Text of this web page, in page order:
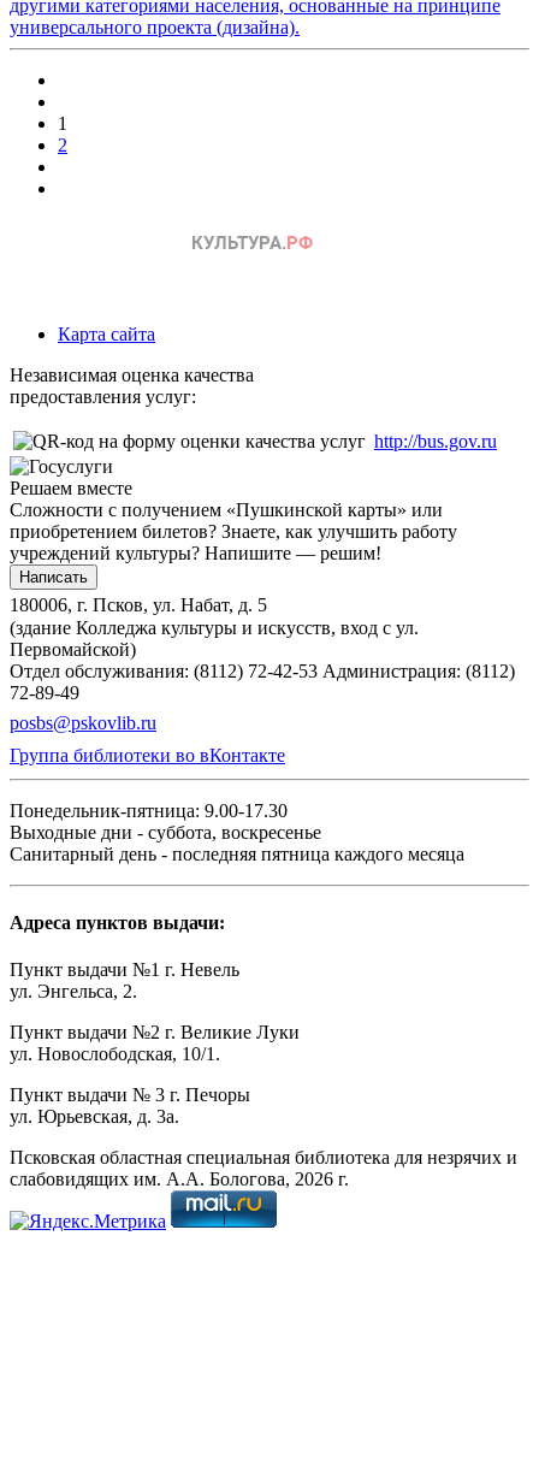
другими категориями населения, основанные на принципе
универсального проекта (дизайна).
1
2
Карта сайта
Независимая оценка качества
предоставления услуг:
http://bus.gov.ru
Решаем вместе
Сложности с получением «Пушкинской карты» или
приобретением билетов? Знаете, как улучшить работу
учреждений культуры? Напишите — решим!
Написать
180006, г. Псков, ул. Набат, д. 5
(здание Колледжа культуры и искусств, вход с ул.
Первомайской)
Отдел обслуживания: (8112) 72-42-53 Администрация: (8112)
72-89-49
posbs@pskovlib.ru
Группа библиотеки во вКонтакте
Понедельник-пятница: 9.00-17.30
Выходные дни - суббота, воскресенье
Санитарный день - последняя пятница каждого месяца
Адреса пунктов выдачи:
Пункт выдачи №1 г. Невель
ул. Энгельса, 2.
Пункт выдачи №2 г. Великие Луки
ул. Новослободская, 10/1.
Пункт выдачи № 3 г. Печоры
ул. Юрьевская, д. 3а.
Псковская областная специальная библиотека для незрячих и
слабовидящих им. А.А. Бологова, 2026 г.